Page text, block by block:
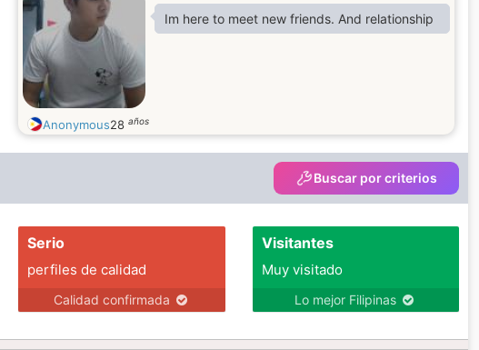
Im here to meet new friends. And relationship
Anonymous28 años
Buscar por criterios
Serio
perfiles de calidad
Calidad confirmada
Visitantes
Muy visitado
Lo mejor Filipinas